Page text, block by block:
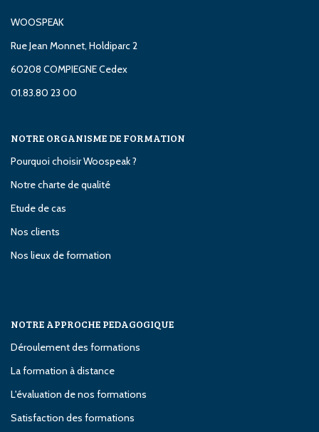
WOOSPEAK
Rue Jean Monnet, Holdiparc 2
60208 COMPIEGNE Cedex
01.83.80 23 00
NOTRE ORGANISME DE FORMATION
Pourquoi choisir Woospeak ?
Notre charte de qualité
Etude de cas
Nos clients
Nos lieux de formation
NOTRE APPROCHE PEDAGOGIQUE
Déroulement des formations
La formation à distance
L'évaluation de nos formations
Satisfaction des formations